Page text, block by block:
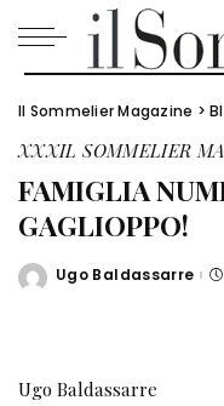
Il Sommelier Magazine >
XXXIL SOMMELIER
FAMIGLIA
GAGLIOPPO!
Posted
Ugo Baldassarre
Ugo Baldassarre